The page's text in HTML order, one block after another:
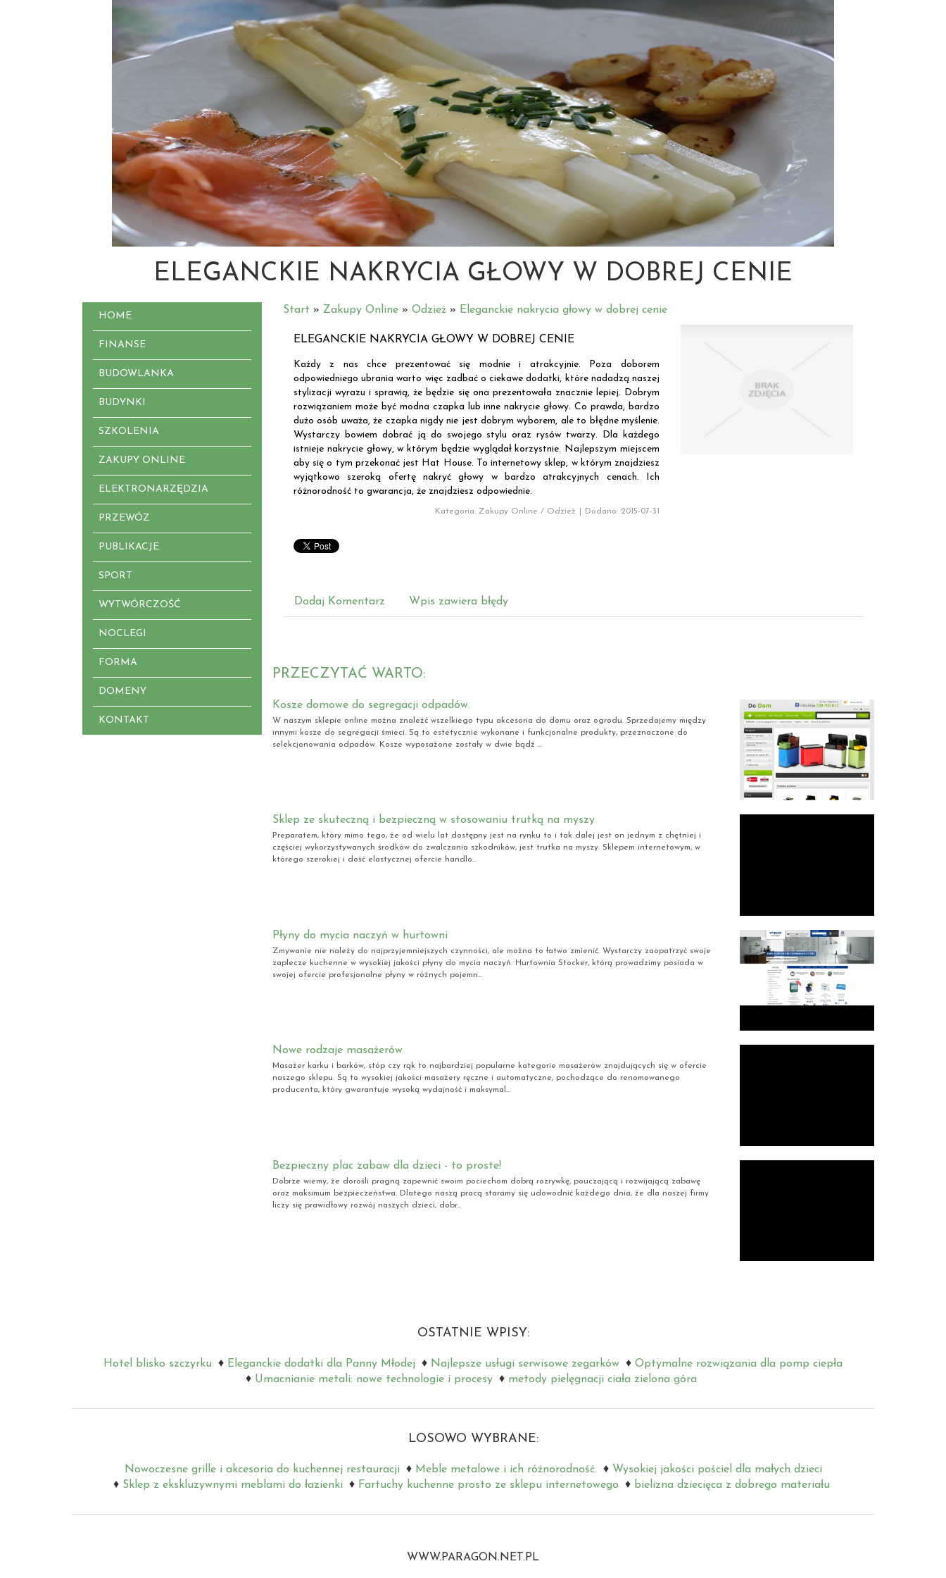
ELEGANCKIE NAKRYCIA GŁOWY W DOBREJ CENIE
HOME
FINANSE
BUDOWLANKA
BUDYNKI
SZKOLENIA
ZAKUPY ONLINE
ELEKTRONARZĘDZIA
PRZEWÓZ
PUBLIKACJE
SPORT
WYTWÓRCZOŚĆ
NOCLEGI
FORMA
DOMENY
KONTAKT
Start » Zakupy Online » Odzież » Eleganckie nakrycia głowy w dobrej cenie
ELEGANCKIE NAKRYCIA GŁOWY W DOBREJ CENIE
Każdy z nas chce prezentować się modnie i atrakcyjnie. Poza doborem
odpowiedniego ubrania warto więc zadbać o ciekawe dodatki, które nadadzą naszej
stylizacji wyrazu i sprawią, że będzie się ona prezentowała znacznie lepiej. Dobrym
rozwiązaniem może być modna czapka lub inne nakrycie głowy. Co prawda, bardzo
dużo osób uważa, że czapka nigdy nie jest dobrym wyborem, ale to błędne myślenie.
Wystarczy bowiem dobrać ją do swojego stylu oraz rysów twarzy. Dla każdego
istnieje nakrycie głowy, w którym będzie wyglądał korzystnie. Najlepszym miejscem
aby się o tym przekonać jest Hat House. To internetowy sklep, w którym znajdziesz
wyjątkowo szeroką ofertę nakryć głowy w bardzo atrakcyjnych cenach. Ich
różnorodność to gwarancja, że znajdziesz odpowiednie.
Kategoria: Zakupy Online / Odzież Dodano: 2015-07-31
Dodaj Komentarz Wpis zawiera błędy
PRZECZYTAĆ WARTO:
Kosze domowe do segregacji odpadów.
W naszym sklepie online można znaleźć wszelkiego typu akcesoria do domu oraz ogrodu. Sprzedajemy między
innymi kosze do segregacji śmieci. Są to estetycznie wykonane i funkcjonalne produkty, przeznaczone do
selekcjonowania odpadów. Kosze wyposażone zostały w dwie bądź ...
Sklep ze skuteczną i bezpieczną w stosowaniu trutką na myszy
Preparatem, który mimo tego, że od wielu lat dostępny jest na rynku to i tak dalej jest on jednym z chętniej i
częściej wykorzystywanych środków do zwalczania szkodników, jest trutka na myszy. Sklepem internetowym, w
którego szerokiej i dość elastycznej ofercie handlo...
Płyny do mycia naczyń w hurtowni
Zmywanie nie należy do najprzyjemniejszych czynności, ale można to łatwo zmienić. Wystarczy zaopatrzyć swoje
zaplecze kuchenne w wysokiej jakości płyny do mycia naczyń. Hurtownia Stocker, którą prowadzimy posiada w
swojej ofercie profesjonalne płyny w różnych pojemn...
Nowe rodzaje masażerów
Masażer karku i barków, stóp czy rąk to najbardziej popularne kategorie masażerów znajdujących się w ofercie
naszego sklepu. Są to wysokiej jakości masażery ręczne i automatyczne, pochodzące do renomowanego
producenta, który gwarantuje wysoką wydajność i maksymal...
Bezpieczny plac zabaw dla dzieci - to proste!
Dobrze wiemy, że dorośli pragną zapewnić swoim pociechom dobrą rozrywkę, pouczającą i rozwijającą zabawę
oraz maksimum bezpieczeństwa. Dlatego naszą pracą staramy się udowodnić każdego dnia, że dla naszej firmy
liczy się prawidłowy rozwój naszych dzieci, dobr...
OSTATNIE WPISY:
Hotel blisko szczyrku Eleganckie dodatki dla Panny Młodej Najlepsze usługi serwisowe zegarków
Optymalne rozwiązania dla pomp ciepła
Umacnianie metali: nowe technologie i procesy
metody pielęgnacji ciała zielona góra
LOSOWO WYBRANE:
Nowoczesne grille i akcesoria do kuchennej restauracji Meble metalowe i ich różnorodność.
Wysokiej jakości pościel dla małych dzieci
Sklep z ekskluzywnymi meblami do łazienki
Fartuchy kuchenne prosto ze sklepu internetowego bielizna dziecięca z dobrego materiału
WWW.PARAGON.NET.PL